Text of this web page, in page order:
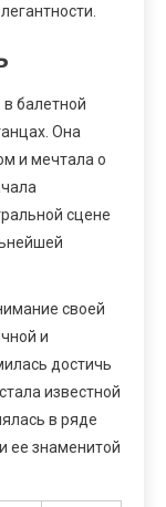
балетной
Она
и мечтала о
сцене
своей
и
достичь
известной
в ряде
ее знаменитой